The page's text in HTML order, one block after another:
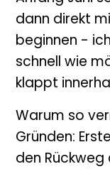
dann direkt
beginnen -
schnell wie
klappt
Warum so
Gründen:
den